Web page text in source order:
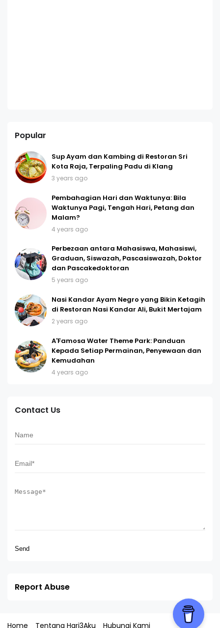
Popular
Sup Ayam dan Kambing di Restoran Sri
Kota Raja, Terpaling Padu di Klang
3 years ago
Pembahagian Hari dan Waktunya: Bila
Waktunya Pagi, Tengah Hari, Petang dan
Malam?
4 years ago
Perbezaan antara Mahasiswa, Mahasiswi,
Graduan, Siswazah, Pascasiswazah, Doktor
dan Pascakedoktoran
5 years ago
Nasi Kandar Ayam Negro yang Bikin Ketagih
di Restoran Nasi Kandar Ali, Bukit Mertajam
2 years ago
A'Famosa Water Theme Park: Panduan
Kepada Setiap Permainan, Penyewaan dan
Kemudahan
4 years ago
Contact Us
Report Abuse
Home Tentang Hari3Aku Hubungi Kami